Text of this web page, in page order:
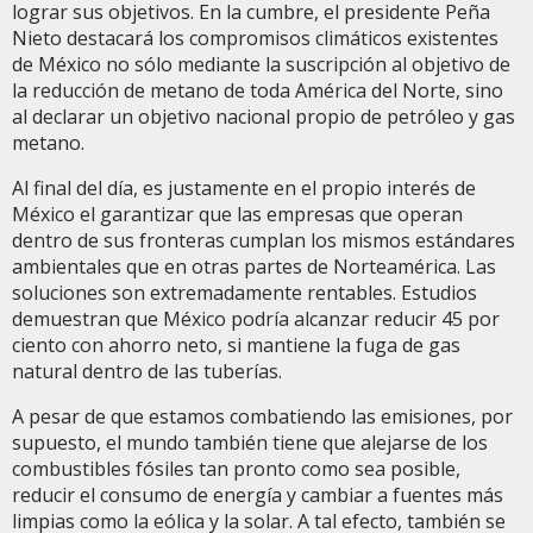
lograr sus objetivos. En la cumbre, el presidente Peña
Nieto destacará los compromisos climáticos existentes
de México no sólo mediante la suscripción al objetivo de
la reducción de metano de toda América del Norte, sino
al declarar un objetivo nacional propio de petróleo y gas
metano.
Al final del día, es justamente en el propio interés de
México el garantizar que las empresas que operan
dentro de sus fronteras cumplan los mismos estándares
ambientales que en otras partes de Norteamérica. Las
soluciones son extremadamente rentables. Estudios
demuestran que México podría alcanzar reducir 45 por
ciento con ahorro neto, si mantiene la fuga de gas
natural dentro de las tuberías.
A pesar de que estamos combatiendo las emisiones, por
supuesto, el mundo también tiene que alejarse de los
combustibles fósiles tan pronto como sea posible,
reducir el consumo de energía y cambiar a fuentes más
limpias como la eólica y la solar. A tal efecto, también se